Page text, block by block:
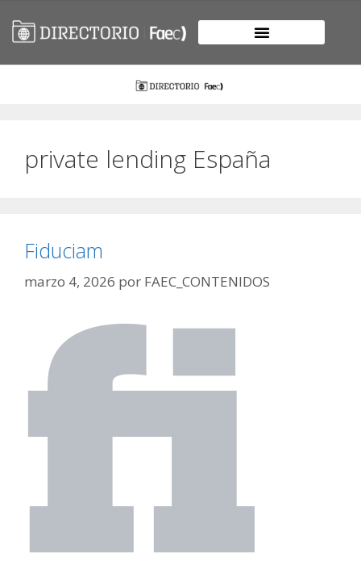
private lending España
Fiduciam
marzo 4, 2026 por FAEC_CONTENIDOS